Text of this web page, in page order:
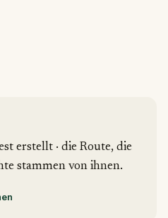
erstellt · die Route, die
stammen von ihnen.